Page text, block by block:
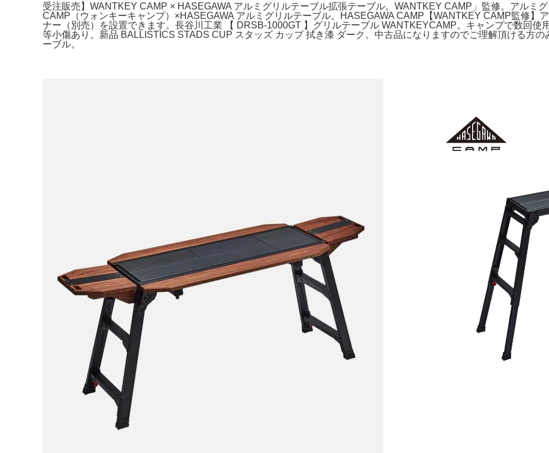
受注販売】WANTKEY CAMP × HASEGAWA アルミグリルテーブル拡張テーブル。WANTKEY CAMP」監修。アルミ
CAMP（ウォンキーキャンプ）×HASEGAWA アルミグリルテーブル。HASEGAWA CAMP【WANTKEY CAMP監修】
ナー（別売）を設置できます。長谷川工業 【 DRSB-1000GT 】グリルテーブル WANTKEYCAMP。キャンプで数回
等小傷あり。新品 BALLISTICS STADS CUP スタッズ カップ 拭き漆 ダーク。中古品になりますのでご理解頂ける方
ーブル。